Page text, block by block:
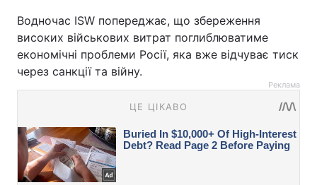
Водночас ISW попереджає, що збереження
високих військових витрат поглиблюватиме
економічні проблеми Росії, яка вже відчуває тиск
через санкції та війну.
Реклама